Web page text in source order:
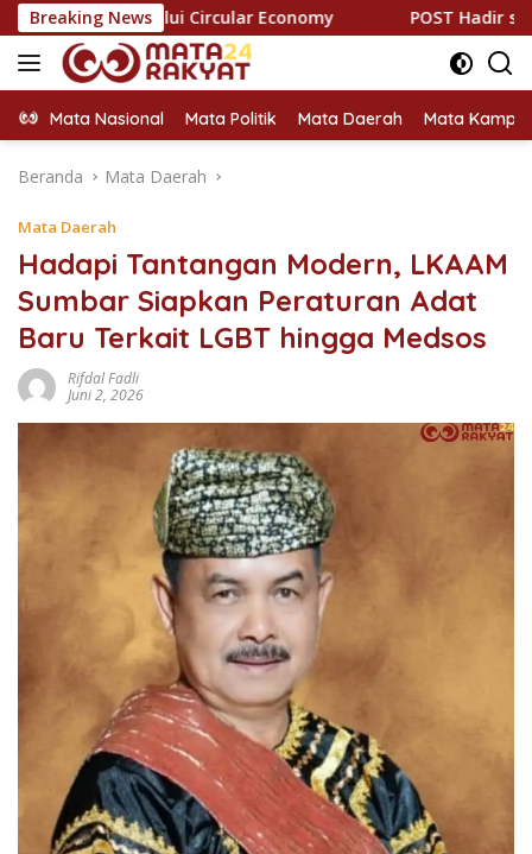
Langsung
ke
konten
Breaking News
Circular Economy POST Hadir sebagai Solusi
Mata Nasional Mata Politik Mata Daerah Mata
Beranda Mata Daerah
Mata Daerah
Hadapi Tantangan Modern, LKAAM
Sumbar Siapkan Peraturan Adat
Baru Terkait LGBT hingga Medsos
Rifdal Fadli
Juni 2, 2026